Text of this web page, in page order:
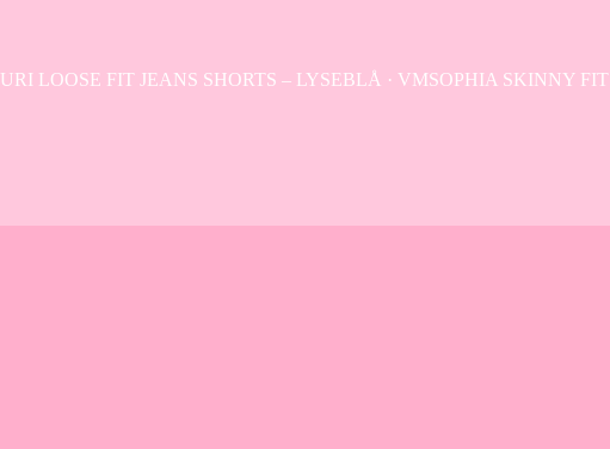
LOOSE FIT JEANS SHORTS – LYSEBLÅ · VMSOPHIA SKINNY FIT